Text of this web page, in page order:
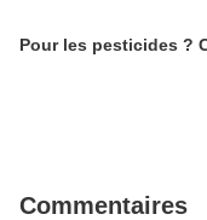
Commentaires